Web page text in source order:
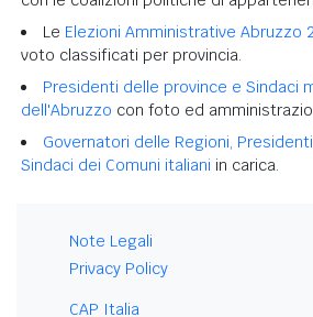
Le Elezioni Amministrative Abruzzo
voto classificati per provincia.
Presidenti delle province e Sindaci
dell'Abruzzo con foto ed
Governatori delle Regioni,
Sindaci dei Comuni italiani in carica.
Note Legali
Privacy Policy
CAP Italia